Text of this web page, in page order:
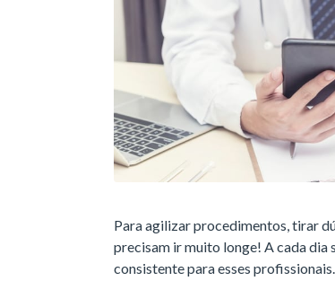
Para agilizar procedimentos, tirar
precisam ir muito longe! A cada dia
consistente para esses